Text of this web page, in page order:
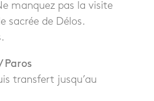
manquez pas la visite
sacrée de Délos.
Paros
transfert jusqu’au